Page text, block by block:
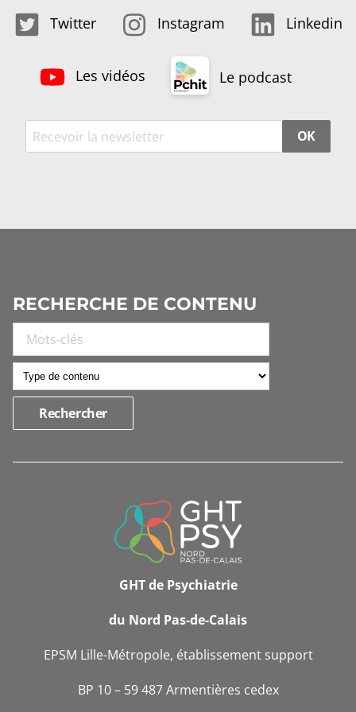
Twitter Instagram Linkedin
Les vidéos Le podcast
OK
RECHERCHE DE CONTENU
INFORMATIONS
GHT de Psychiatrie
du Nord Pas-de-Calais
EPSM Lille-Métropole, établissement support
BP 10 – 59 487 Armentières cedex